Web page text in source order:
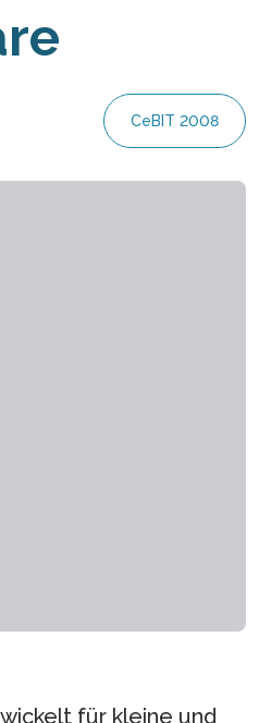
CeBIT 2008
für kleine und